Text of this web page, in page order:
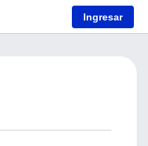
Ingresar